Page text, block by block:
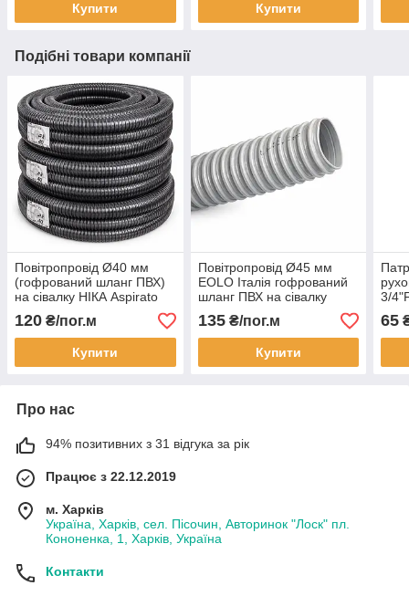
Купити Купити
Подібні товари компанії
Повітропровід Ø40 мм
(гофрований шланг ПВХ)
на сівалку НІКА Aspirato
120 ₴/пог.м
Купити
Повітропровід Ø45 мм
EOLO Італія гофрований
шланг ПВХ на сівалку
135₴/пог.м
Купити
3/
65
Про нас
94% позитивних з 31 відгука за рік
Працює з 22.12.2019
м. Харків
Україна, Харків, сел. Пісочин, Авторинок "Лоск" пл.
Кононенка, 1, Харків, Україна
Контакти